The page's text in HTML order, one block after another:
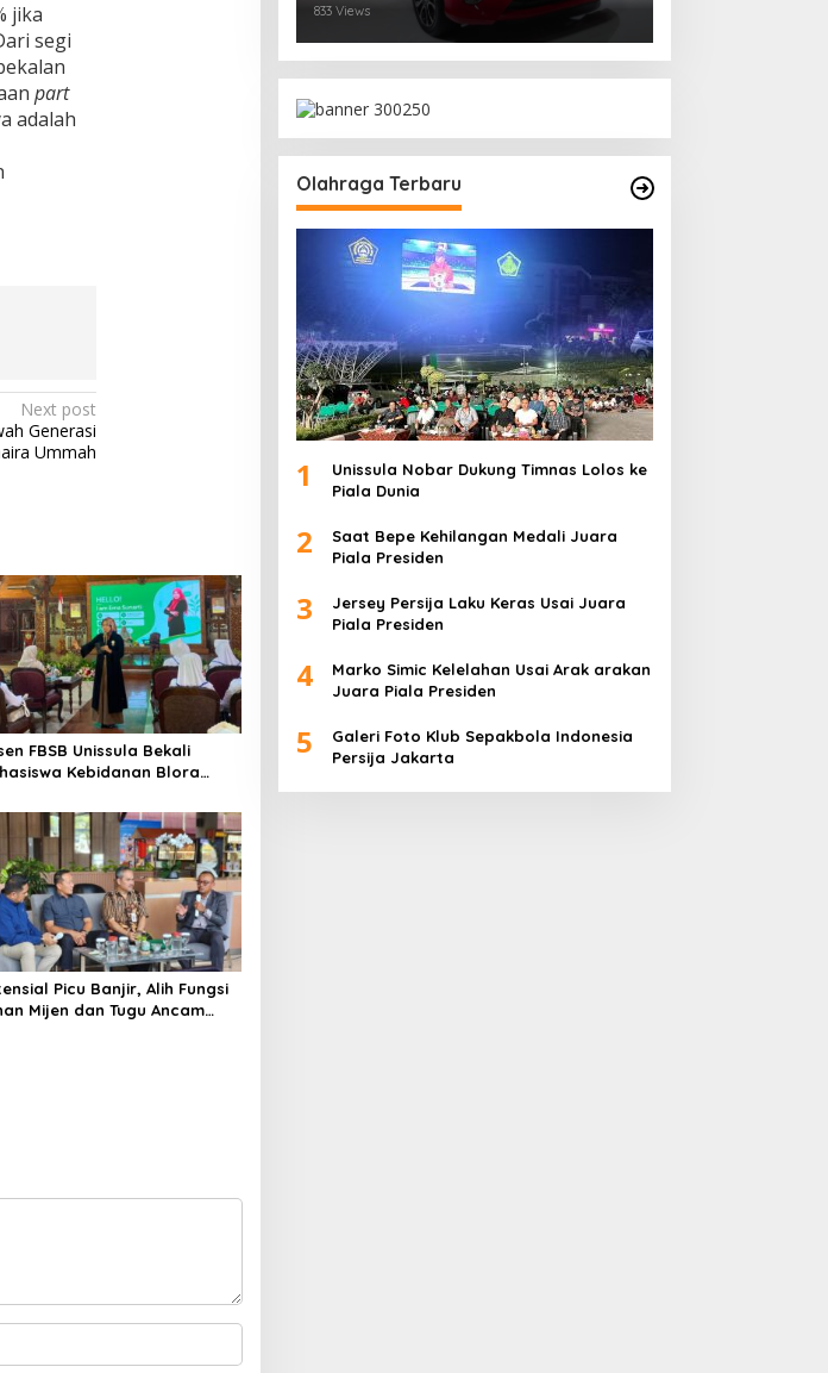
jika
segi
part
adalah
Next post
Generasi
Ummah
FBSB Unissula Bekali
Kebidanan Blora
Picu Banjir, Alih Fungsi
Mijen dan Tugu Ancam
833 Views
Olahraga Terbaru
1
Unissula Nobar Dukung Timnas Lolos ke
Piala Dunia
2
Saat Bepe Kehilangan Medali Juara
Piala Presiden
3
Jersey Persija Laku Keras Usai Juara
Piala Presiden
4
Marko Simic Kelelahan Usai Arak arakan
Juara Piala Presiden
5
Galeri Foto Klub Sepakbola Indonesia
Persija Jakarta